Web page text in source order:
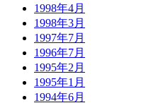
1998年4月
1998年3月
1997年7月
1996年7月
1995年2月
1995年1月
1994年6月